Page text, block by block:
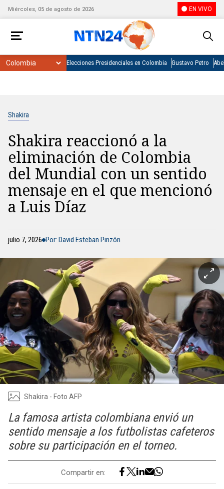
Miércoles, 05 de agosto de 2026 EN VIVO
Elecciones Presidenciales en Colombia Gustavo Petro
Shakira
Shakira reaccionó a la
eliminación de Colombia
del Mundial con un sentido
mensaje en el que mencionó
a Luis Díaz
julio 7, 2026 Por: David Esteban Pinzón
Shakira - Foto AFP
La famosa artista colombiana envió un
sentido mensaje a los futbolistas cafeteros
sobre su participación en el torneo.
Compartir en: